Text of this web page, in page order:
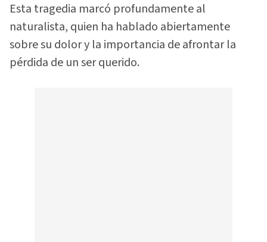
Esta tragedia marcó profundamente al
naturalista, quien ha hablado abiertamente
sobre su dolor y la importancia de afrontar la
pérdida de un ser querido.